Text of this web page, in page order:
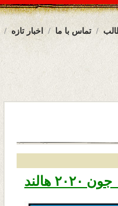
اخبار تازه تماس با ما